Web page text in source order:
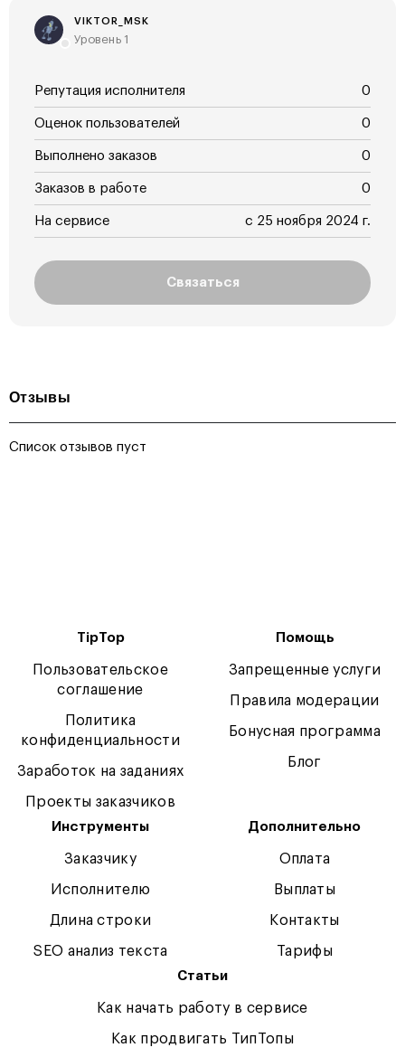
VIKTOR_MSK
Уровень 1
Репутация исполнителя 0
Оценок пользователей 0
Выполнено заказов 0
Заказов в работе 0
На сервисе с 25 ноября 2024 г.
Связаться
Отзывы
Список отзывов пуст
TipTop
Пользовательское
соглашение
Политика
конфиденциальности
Заработок на заданиях
Проекты заказчиков
Помощь
Запрещенные услуги
Правила модерации
Бонусная программа
Блог
Инструменты
Заказчику
Исполнителю
Длина строки
SEO анализ текста
Дополнительно
Оплата
Выплаты
Контакты
Тарифы
Статьи
Как начать работу в сервисе
Как продвигать ТипТопы